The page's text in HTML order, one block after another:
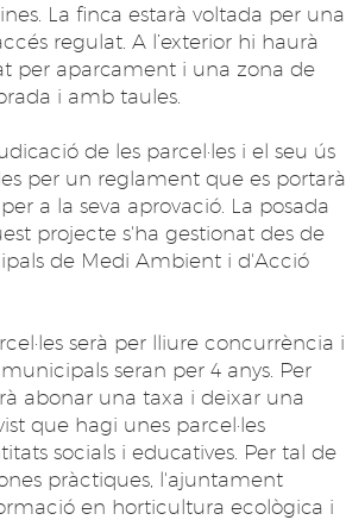
La finca estarà voltada per una
regulat. A l’exterior hi haurà
per aparcament i una zona de
i amb taules.
de les parcel·les i el seu ús
per un reglament que es portarà
a la seva aprovació. La posada
projecte s'ha gestionat des de
de Medi Ambient i d'Acció
serà per lliure concurrència i
seran per 4 anys. Per
abonar una taxa i deixar una
que hagi unes parcel·les
socials i educatives. Per tal de
pràctiques, l'ajuntament
en horticultura ecològica i